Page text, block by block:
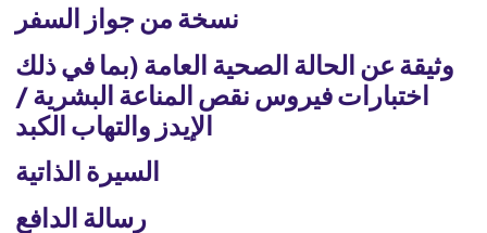
نسخة من جواز السفر
وثيقة عن الحالة الصحية العامة (بما في ذلك
اختبارات فيروس نقص المناعة البشرية /
الإيدز والتهاب الكبد
السيرة الذاتية
رسالة الدافع